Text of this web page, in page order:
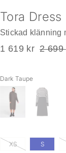
Tora Dress
Stickad klänning
1 619 kr 2 699
Dark Taupe
XS S